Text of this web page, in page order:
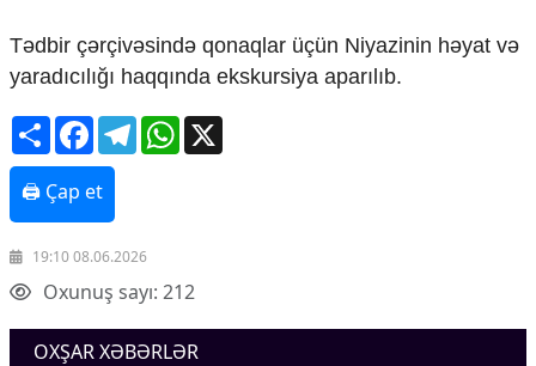
Əlaqə
Tədbir çərçivəsində qonaqlar üçün Niyazinin həyat və
yaradıcılığı haqqında ekskursiya aparılıb.
ShareFacebookTelegramWhatsApp
🖨 Çap et
19:10 08.06.2026
Oxunuş sayı: 212
OXŞAR XƏBƏRLƏR